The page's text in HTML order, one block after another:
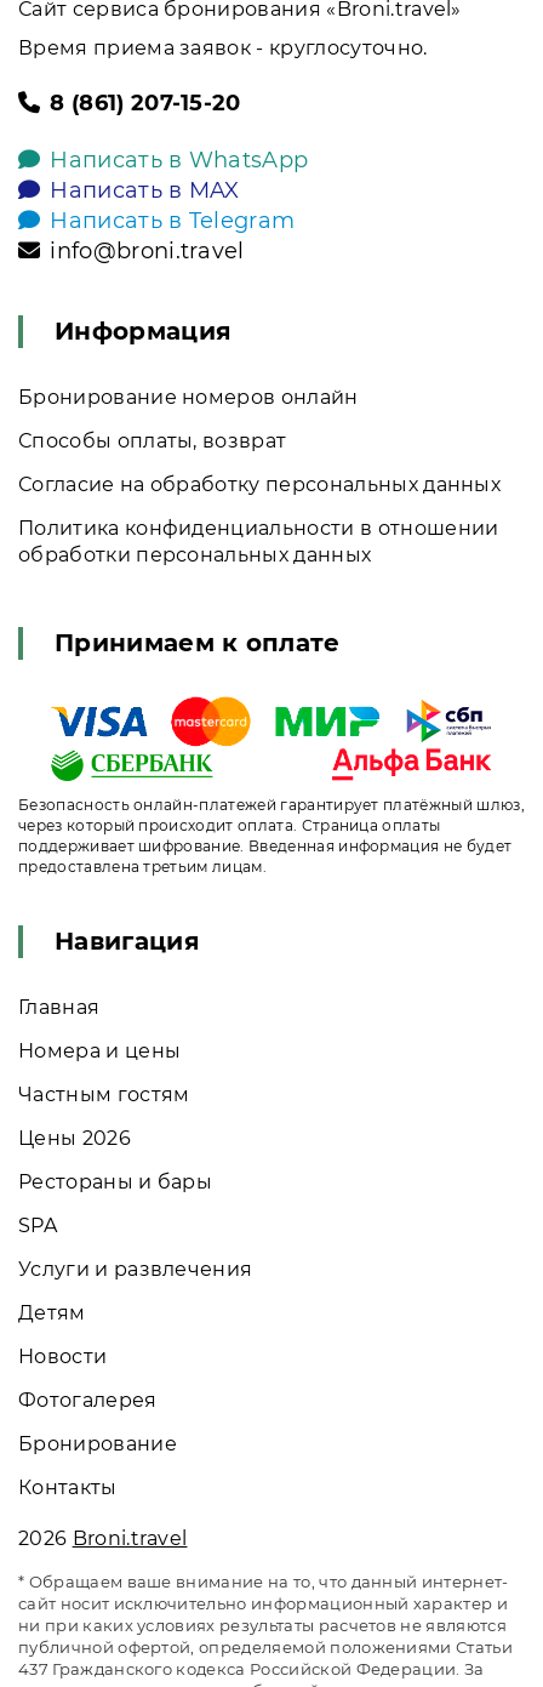
Сайт сервиса бронирования «Broni.travel»
Время приема заявок - круглосуточно.
8 (861) 207-15-20
Написать в WhatsApp
Написать в MAX
Написать в Telegram
info@broni.travel
Информация
Бронирование номеров онлайн
Способы оплаты, возврат
Согласие на обработку персональных данных
Политика конфиденциальности в отношении
обработки персональных данных
Принимаем к оплате
Безопасность онлайн-платежей гарантирует платёжный шлюз,
через который происходит оплата. Страница оплаты
поддерживает шифрование. Введенная информация не будет
предоставлена третьим лицам.
Навигация
Главная
Номера и цены
Частным гостям
Цены 2026
Рестораны и бары
SPA
Услуги и развлечения
Детям
Новости
Фотогалерея
Бронирование
Контакты
2026 Broni.travel
* Обращаем ваше внимание на то, что данный интернет-
сайт носит исключительно информационный характер и
ни при каких условиях результаты расчетов не являются
публичной офертой, определяемой положениями Статьи
437 Гражданского кодекса Российской Федерации. За